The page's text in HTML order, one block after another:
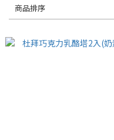
商品排序